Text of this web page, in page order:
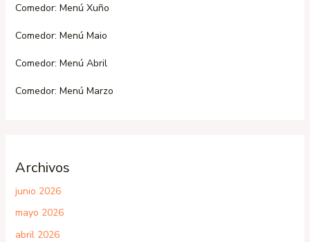
Comedor: Menú Xuño
Comedor: Menú Maio
Comedor: Menú Abril
Comedor: Menú Marzo
Archivos
junio 2026
mayo 2026
abril 2026